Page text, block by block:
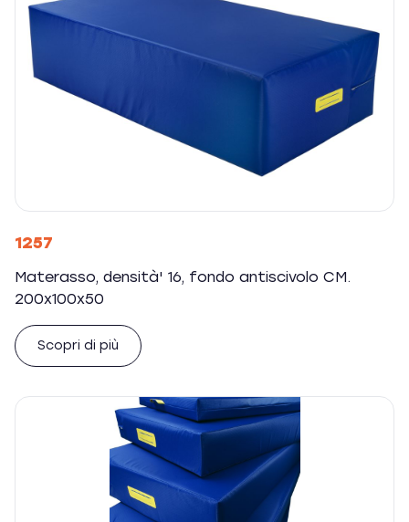
1257
Materasso, densità' 16, fondo antiscivolo CM.
200x100x50
Scopri di più